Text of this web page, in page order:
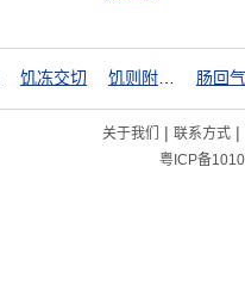
饥冻交切 肠回
关于我们 | 联系方式|
粤ICP备